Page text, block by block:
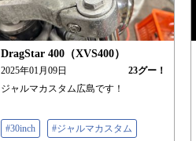
DragStar 400（XVS400）
2025年01月09日 23グー！
ジャルマカスタム広島です！
#30inch #ジャルマカスタム